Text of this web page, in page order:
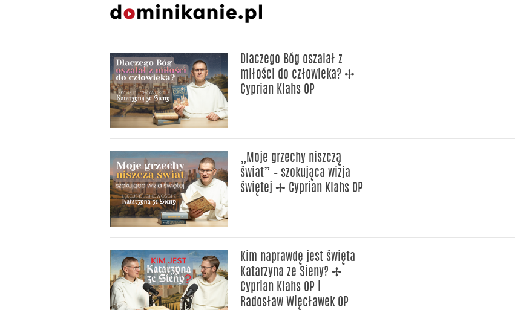
Dlaczego Bóg oszalał z
miłości do człowieka? ✢
Cyprian Klahs OP
„Moje grzechy niszczą
świat” – szokująca wizja
świętej ✢ Cyprian Klahs OP
Kim naprawdę jest święta
Katarzyna ze Sieny? ✢
Cyprian Klahs OP i
Radosław Więcławek OP